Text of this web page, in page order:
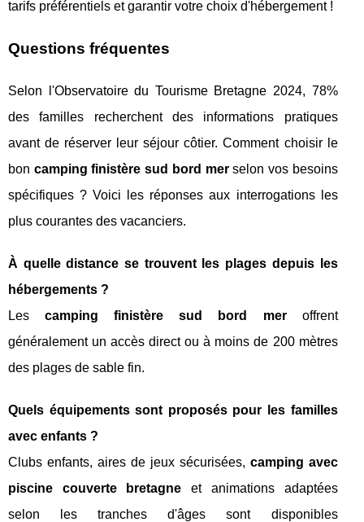
tarifs préférentiels et garantir votre choix d'hébergement !
Questions fréquentes
Selon l'Observatoire du Tourisme Bretagne 2024, 78%
des familles recherchent des informations pratiques
avant de réserver leur séjour côtier. Comment choisir le
bon camping finistère sud bord merselon vos besoins
spécifiques ? Voici les réponses aux interrogations les
plus courantes des vacanciers.
À quelle distance se trouvent les plages depuis les
hébergements ?
Lescamping finistère sud bord meroffrent
généralement un accès direct ou à moins de 200 mètres
des plages de sable fin.
Quels équipements sont proposés pour les familles
avec enfants ?
Clubs enfants, aires de jeux sécurisées, camping avec
piscine couverte bretagne et animations adaptées
selon les tranches d'âges sont disponibles